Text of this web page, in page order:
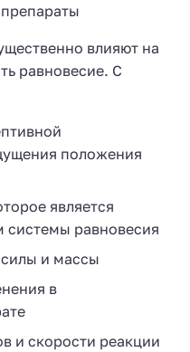
влияют на
равновесие. С
положения
является
равновесия
и массы
в
и скорости реакции